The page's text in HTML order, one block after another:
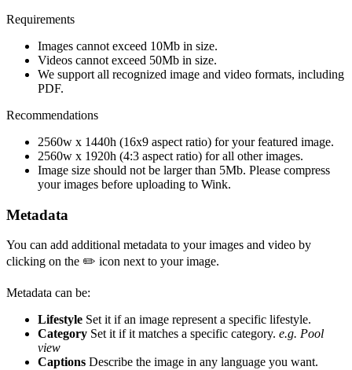
Requirements
Images cannot exceed 10Mb in size.
Videos cannot exceed 50Mb in size.
We support all recognized image and video formats, including
PDF.
Recommendations
2560w x 1440h (16x9 aspect ratio) for your featured image.
2560w x 1920h (4:3 aspect ratio) for all other images.
Image size should not be larger than 5Mb. Please compress
your images before uploading to Wink.
Metadata
You can add additional metadata to your images and video by
clicking on the ✏️ icon next to your image.
Metadata can be:
Lifestyle Set it if an image represent a specific lifestyle.
Category Set it if it matches a specific category. e.g. Pool
view
Captions Describe the image in any language you want.